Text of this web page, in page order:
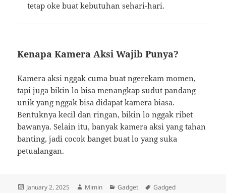
tetap oke buat kebutuhan sehari-hari.
Kenapa Kamera Aksi Wajib Punya?
Kamera aksi nggak cuma buat ngerekam momen,
tapi juga bikin lo bisa menangkap sudut pandang
unik yang nggak bisa didapat kamera biasa.
Bentuknya kecil dan ringan, bikin lo nggak ribet
bawanya. Selain itu, banyak kamera aksi yang tahan
banting, jadi cocok banget buat lo yang suka
petualangan.
Posted
January 2, 2025 Author
Mimin Categories
Gadget Tags
Gadged